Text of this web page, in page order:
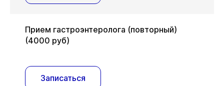
Прием гастроэнтеролога (повторный)
(4000 руб)
Записаться